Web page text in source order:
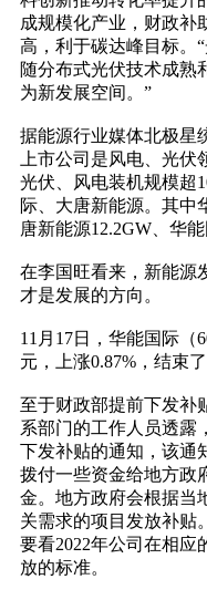
成规模化产业，财政补
高，利于碳达峰目标。
随分布式光伏技术成熟
为新发展空间。”
据能源行业媒体北极星
上市公司是风电、光
光伏、风电装机规模超
际、大唐新能源。其中
唐新能源12.2GW、华能
在李国旺看来，新能源
才是发展的方向。
11月17日，华能国际（
元，上涨0.87%，结束了
至于财政部提前下发补
系部门的工作人员透露
下发补贴的通知，该通
拨付一些资金给地方政
金。地方政府会根据当
关需求的项目发放补贴
要看2022年公司在相应
放的标准。